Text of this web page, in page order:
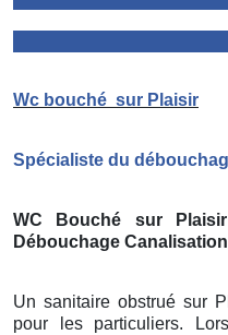
Wc bouché sur Plaisir
Spécialiste du
WC Bouché sur Plaisir
Débouchage
Un sanitaire obstrué sur
pour les particuliers.